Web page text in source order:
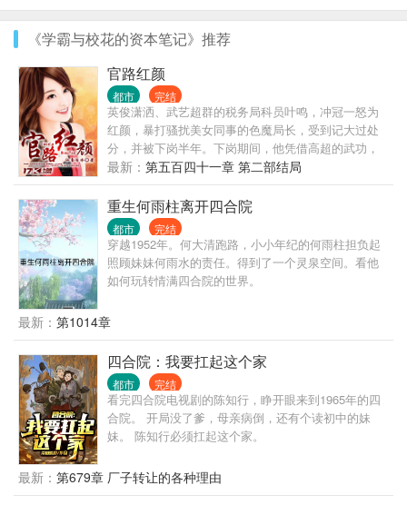
《学霸与校花的资本笔记》推荐
官路红颜
都市 完结
英俊潇洒、武艺超群的税务局科员叶鸣，冲冠一怒为
红颜，暴打骚扰美女同事的色魔局长，受到记大过处
分，并被下岗半年。下岗期间，他凭借高超的武功，
救下了被杀手围攻的省纪委副书记，并邂逅高官贵女
夏楚楚、富豪千金陈梦琪，两个女孩子都对他一见倾
心。自此，他在官场中拥有了广泛的人脉，搭起了一
座座通往权力巅峰的官桥……
最新： 第五百四十一章 第二部结局
重生何雨柱离开四合院
都市 完结
穿越1952年。何大清跑路，小小年纪的何雨柱担负起
照顾妹妹何雨水的责任。得到了一个灵泉空间。看他
如何玩转情满四合院的世界。
最新： 第1014章
四合院：我要扛起这个家
都市 完结
看完四合院电视剧的陈知行，睁开眼来到1965年的四
合院。 开局没了爹，母亲病倒，还有个读初中的妹
妹。 陈知行必须扛起这个家。
最新： 第679章 厂子转让的各种理由